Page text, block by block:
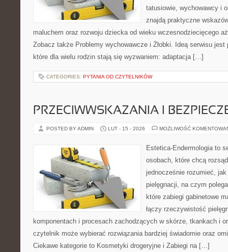
tatusiowie, wychowawcy i
znajdą praktyczne
maluchem oraz rozwoju dziecka od wieku wczesnodziecięcego
Zobacz także Problemy wychowawcze i Żłobki. Ideą serwisu jest
które dla wielu rodzin stają się wyzwaniem: adaptacja […]
CATEGORIES: PYTANIA OD CZYTELNIKÓW
PRZECIWWSKAZANIA I
POSTED BY ADMIN LUT - 15 - 2026 MOŻLIWOŚĆ
Estetica-Endermologia to
osobach, które chcą
jednocześnie rozumieć, jak
pielęgnacji, na czym
które zabiegi gabinetowe
łączy rzeczywistość
komponentach i procesach zachodzących w skórze, tkankach i
czytelnik może wybierać rozwiązania bardziej świadomie oraz
Ciekawe kategorie to Kosmetyki drogeryjne i Zabiegi na […]